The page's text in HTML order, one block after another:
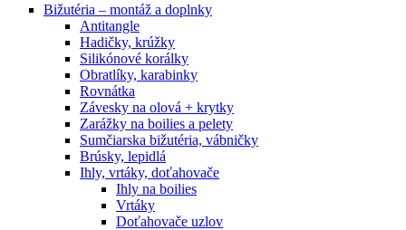
Bižutéria – montáž a doplnky
Antitangle
Hadičky, krúžky
Silikónové korálky
Obratlíky, karabinky
Rovnátka
Závesky na olová + krytky
Zarážky na boilies a pelety
Sumčiarska bižutéria, vábničky
Brúsky, lepidlá
Ihly, vrtáky, doťahovače
Ihly na boilies
Vrtáky
Doťahovače uzlov